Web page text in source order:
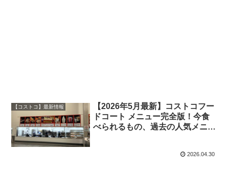
【コストコ】最新情報
【2026年5月最新】コストコフー
ドコート メニュー完全版！今食
べられるもの、過去の人気メニュ
2026.04.30